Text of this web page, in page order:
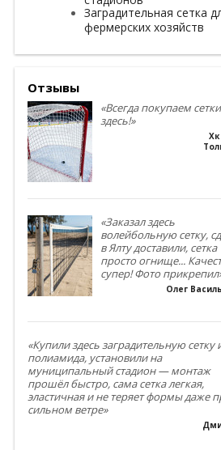
Заградительная сетка
фермерских хозяйств
Отзывы
«Всегда покупаем сетки
здесь!»
«Заказал здесь
волейбольную сетку,
в Ялту доставили, сетка
просто огнище...
супер! Фото
Олег
«Купили здесь заградительную сетку
полиамида, установили на
муниципальный стадион — монтаж
прошёл быстро, сама сетка легкая,
эластичная и не теряет формы даже
сильном ветре»